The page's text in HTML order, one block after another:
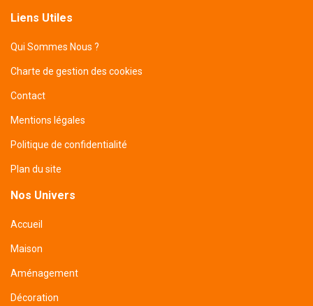
Liens Utiles
Qui Sommes Nous ?
Charte de gestion des cookies
Contact
Mentions légales
Politique de confidentialité
Plan du site
Nos Univers
Accueil
Maison
Aménagement
Décoration